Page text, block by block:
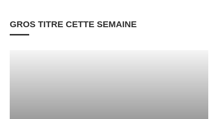
GROS TITRE CETTE SEMAINE